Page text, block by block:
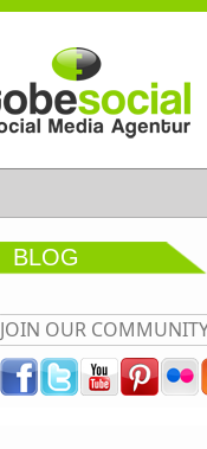
BLOG
JOIN OUR